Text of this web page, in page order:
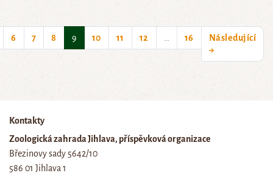
6 7 8 9(current)
10 11 12 16
Následující
→
Kontakty
Zoologická zahrada Jihlava, příspěvková organizace
Březinovy sady 5642/10
586 01 Jihlava 1